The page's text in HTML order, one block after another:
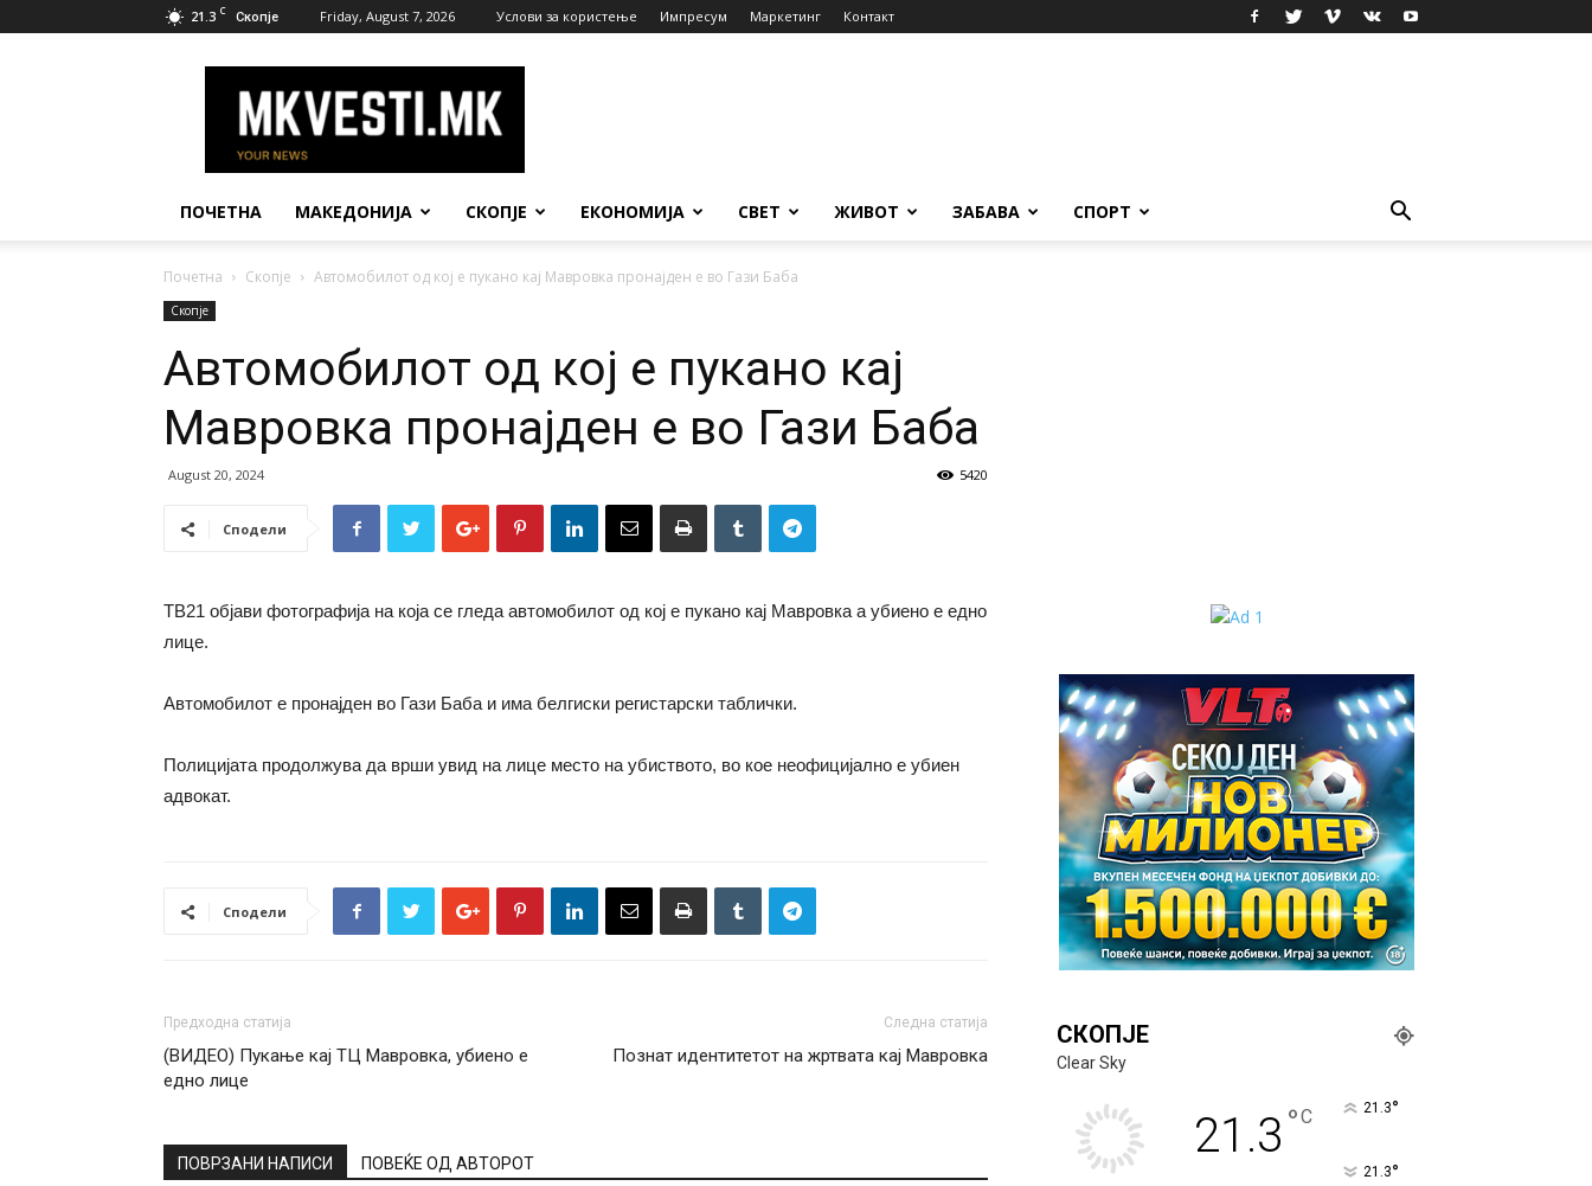
21.3 C Скопје Friday, August 7, 2026 Услови за користење Импресум Маркетинг Контакт
Вести
ПОЧЕТНА МАКЕДОНИЈА СКОПЈЕ ЕКОНОМИЈА СВЕТ ЖИВОТ ЗАБАВА СПОРТ
Почетна Скопје Автомобилот од кој е пукано кај Мавровка пронајден e во Гази Баба
Скопје
Автомобилот од кој е пукано кај
Мавровка пронајден e во Гази Баба
August 20, 2024 5420
Сподели
ТВ21 објави фотографија на која се гледа автомобилот од кој е пукано кај Мавровка а убиено е едно
лице.
Автомобилот е пронајден во Гази Баба и има белгиски регистарски таблички.
Полицијата продолжува да врши увид на лице место на убиството, во кое неофицијално е убиен
адвокат.
Сподели
Предходна статија
(ВИДЕО) Пукање кај ТЦ Мавровка, убиено е
едно лице
Следна статија
Познат идентитетот на жртвата кај Мавровка
ПОВРЗАНИ НАПИСИ ПОВЕЌЕ ОД АВТОРОТ
СКОПЈЕ
Clear Sky
21.3 °C 21.3°
21.3°